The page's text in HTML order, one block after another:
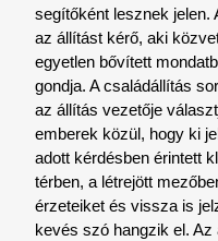
segítőként lesznek jelen.
az állítást kérő, aki
egyetlen bővített
gondja. A családállítás
az állítás vezetője
emberek közül, hogy ki
adott kérdésben érintett
térben, a létrejött
érzeteiket és vissza is
kevés szó hangzik el.